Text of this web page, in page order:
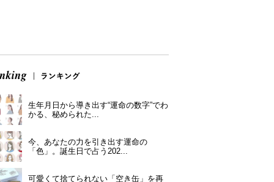
生年月日から導き出す“運命の数字”でわ
かる、秘められた...
今、あなたの力を引き出す運命の
「色」。誕生日で占う202...
可愛くて捨てられない「空き缶」を再